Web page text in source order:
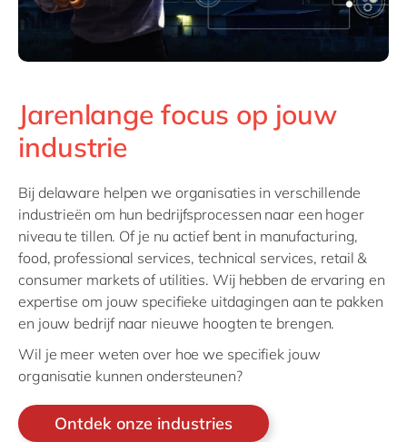
Jarenlange focus op jouw
industrie
Bij delaware helpen we organisaties in verschillende
industrieën om hun bedrijfsprocessen naar een hoger
niveau te tillen. Of je nu actief bent in manufacturing,
food, professional services, technical services, retail &
consumer markets of utilities. Wij hebben de ervaring en
expertise om jouw specifieke uitdagingen aan te pakken
en jouw bedrijf naar nieuwe hoogten te brengen.
Wil je meer weten over hoe we specifiek jouw
organisatie kunnen ondersteunen?
Ontdek onze industries